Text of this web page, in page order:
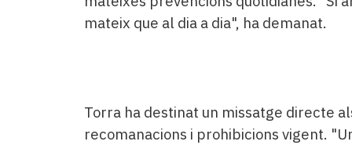
mateix que al dia a dia", ha demanat.
Torra ha destinat un missatge directe
recomanacions i prohibicions vigent.